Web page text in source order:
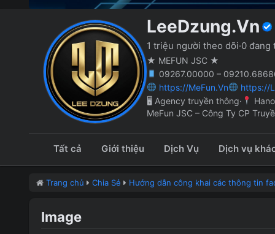
LeeDzung.Vn
1 triệu người theo dõi·0 đang
★ MEFUN JSC ★
09267.00000 –
https://MeFun.Vn
https://
🖥 Agency truyền thông·
MeFun JSC – Công Ty CP
Tất cả Giới thiệu Dịch Vụ Dịch vụ
Trang chủ Chia Sẻ Hướng dẫn công khai các thông tin
Image